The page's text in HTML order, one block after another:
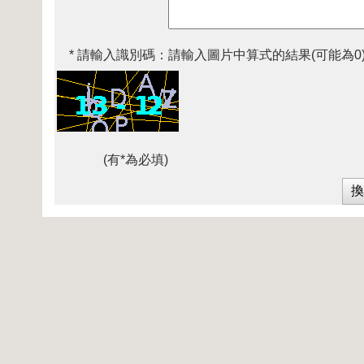
* 請輸入識別碼： 請輸入圖片中算式的結果(可能為
(有*為必填)